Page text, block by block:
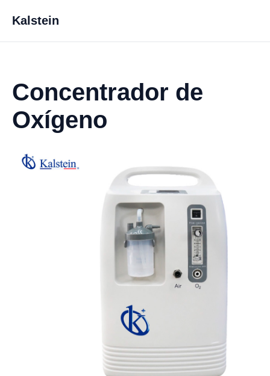
Kalstein
Concentrador de
Oxígeno